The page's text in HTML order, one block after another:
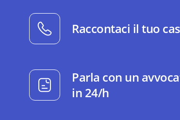
Raccontaci il tuo
Parla con un
in 24/h